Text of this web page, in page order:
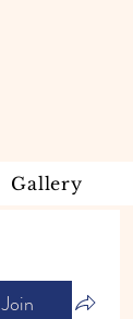
Gallery
Join